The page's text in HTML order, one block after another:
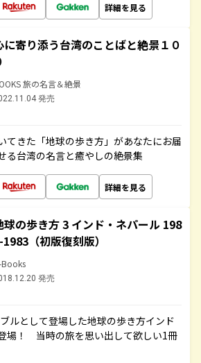
詳細を見る
に寄り添う台湾のことばと絶景１０
旅の名言＆絶景
発売
てきた「地球の歩き方」があなたにお届
る台湾の名言と癒やしの絶景集
詳細を見る
球の歩き方 3 インド・ネパール 198
1983（初版復刻版）
Books
発売
ルとして登場した地球の歩き方インド
場！ 当時の旅を思い出して欲しい1冊